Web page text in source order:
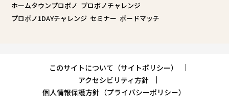
ホームタウンプロボノ プロボノチャレンジ
プロボノ1DAYチャレンジ セミナー ボードマッチ
このサイトについて（サイトポリシー）
アクセシビリティ方針
個人情報保護方針（プライバシーポリシー）